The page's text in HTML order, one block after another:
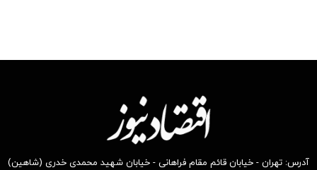
آدرس: تهران - خیابان قائم مقام فراهانی - خیابان شهید محمدی خدری (شاهین)